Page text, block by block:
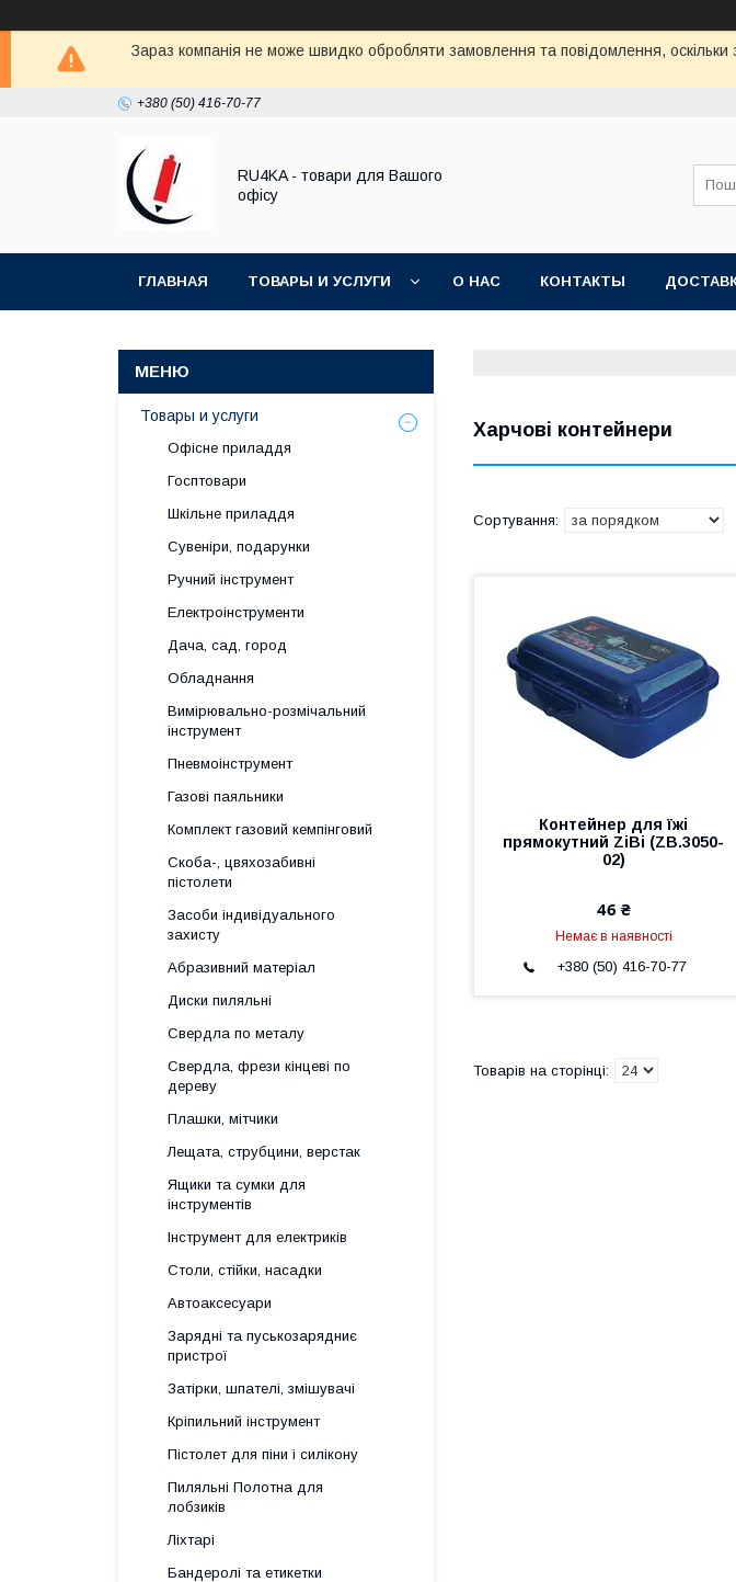
Зараз компанія не може швидко обробляти замовлення та повідомлення,
+380 (50) 416-70-77
RU4KA - товари для Вашого
офісу
ГЛАВНАЯ ТОВАРЫ И УСЛУГИ О НАС КОНТАКТЫ
Харчові контейнери
Контейнер для їжі
прямокутний ZiBi (ZB.3050-
02)
46 ₴
Немає в наявності
+380 (50) 416-70-77
Товары и услуги
Офісне приладдя
Госптовари
Шкільне приладдя
Сувеніри, подарунки
Ручний інструмент
Електроінструменти
Дача, сад, город
Обладнання
Вимірювально-розмічальний
інструмент
Пневмоінструмент
Газові паяльники
Комплект газовий кемпінговий
Скоба-, цвяхозабивні
пістолети
Засоби індивідуального
захисту
Абразивний матеріал
Диски пиляльні
Свердла по металу
Свердла, фрези кінцеві по
дереву
Плашки, мітчики
Лещата, струбцини, верстак
Ящики та сумки для
інструментів
Інструмент для електриків
Столи, стійки, насадки
Автоаксесуари
Зарядні та пуськозарядниє
пристрої
Затірки, шпателі, змішувачі
Кріпильний інструмент
Пістолет для піни і силікону
Пиляльні Полотна для
лобзиків
Ліхтарі
Бандеролі та етикетки